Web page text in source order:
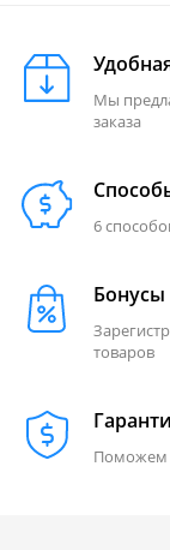
Мы
заказа
6
товаров
Поможем